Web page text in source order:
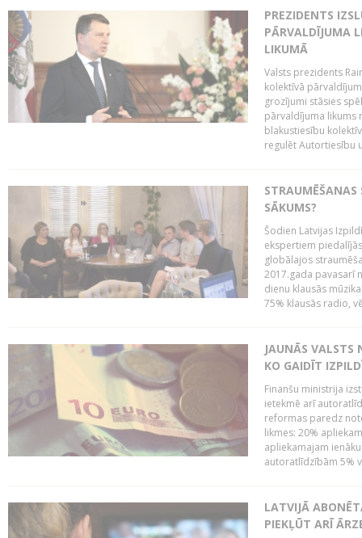
PREZIDENTS
PĀRVALDĪJUMA
LIKUMĀ
Valsts prezidents
kolektīvā
grozījumi stāsies
pārvaldījuma likums
blakustiesību
regulēt Autortiesību
STRAUMĒŠANAS
SĀKUMS?
Šodien Latvijas
ekspertiem
globālajos
2017.gada pavasarī
dienu klausās
75% klausās radio,
JAUNĀS VALSTS
KO GAIDĪT
Finanšu ministrija
ietekmē arī
reformas paredz
likmes: 20%
apliekamajam
autoratlīdzībām 5%
LATVIJĀ
PIEKĻŪT ARĪ